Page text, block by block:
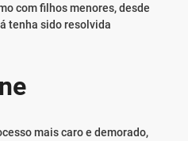
com filhos menores, desde
tenha sido resolvida
mais caro e demorado,